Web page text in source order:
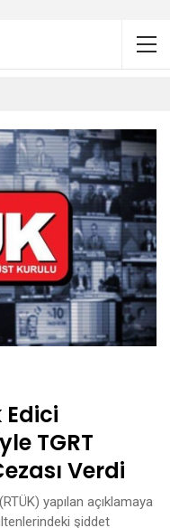
Edici
TGRT
Verdi
yapılan açıklamaya
şiddet